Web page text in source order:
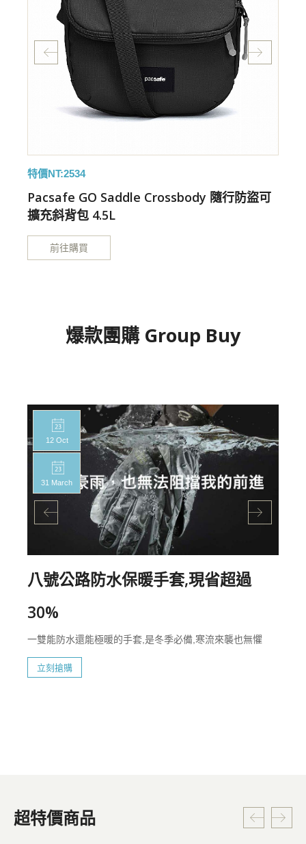
特價NT:2534
Pacsafe GO Saddle Crossbody 隨行防盜可
擴充斜背包 4.5L
前往購買
爆款團購 Group Buy
12 Oct
31 March
八號公路防水保暖手套,現省超過
30%
一雙能防水還能極暖的手套,是冬季必備,寒流來襲也無懼
立刻搶購
超特價商品